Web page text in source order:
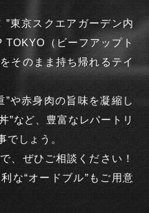
”東京スクエアガーデン内
（ビーフアップト
そのまま持ち帰れるテイ
や赤身肉の旨味を凝縮し
”など、豊富なレパートリ
でしょう。
、ぜひご相談ください！
な“オードブル”もご用意